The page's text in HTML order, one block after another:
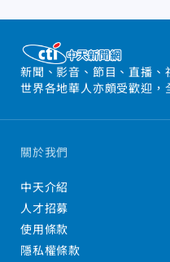
新聞、影音、節目、直播
世界各地華人亦頗受歡迎，
關於我們
中天介紹
人才招募
使用條款
隱私權條款